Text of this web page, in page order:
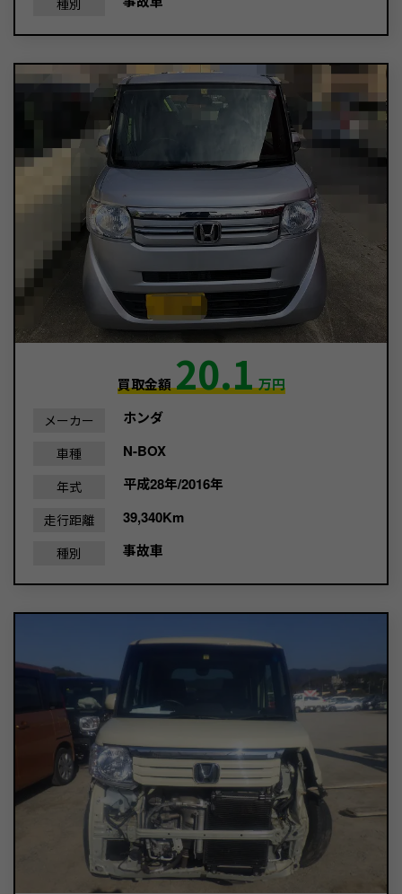
買取金額20.1万円
メーカー ホンダ
車種 N-BOX
年式 平成28年/2016年
走行距離 39,340Km
種別 事故車